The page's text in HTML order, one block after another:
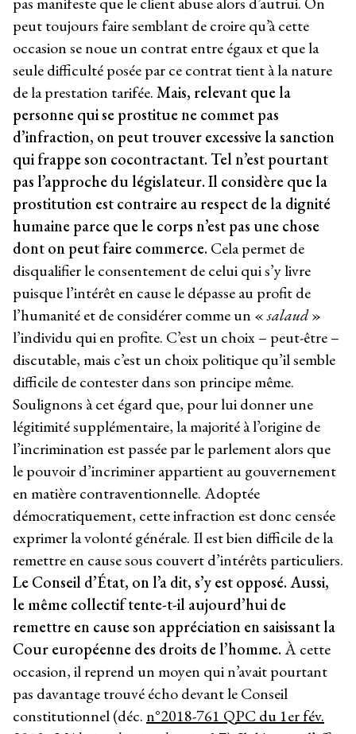
peut toujours faire semblant de croire qu’à cette
occasion se noue un contrat entre égaux et que la
seule difficulté posée par ce contrat tient à la nature
de la prestation tarifée.Mais, relevant que la
personne qui se prostitue ne commet pas
d’infraction, on peut trouver excessive la sanction
qui frappe son cocontractant. Tel n’est pourtant
pas l’approche du législateur.Il considère que la
prostitution est contraire au respect de la dignité
humaine parce que le corps n’est pas une chose
dont on peut faire commerce. Cela permet de
disqualifier le consentement de celui qui s’y livre
puisque l’intérêt en cause le dépasse au profit de
l’humanité et de considérer comme un «salaud»
l’individu qui en profite. C’est un choix – peut-être –
discutable, mais c’est un choix politique qu’il semble
difficile de contester dans son principe même.
Soulignons à cet égard que, pour lui donner une
légitimité supplémentaire, la majorité à l’origine de
l’incrimination est passée par le parlement alors que
le pouvoir d’incriminer appartient au gouvernement
en matière contraventionnelle. Adoptée
démocratiquement, cette infraction est donc censée
exprimer la volonté générale. Il est bien difficile de la
remettre en cause sous couvert d’intérêts particuliers.
Le Conseil d’État, on l’a dit, s’y est opposé. Aussi,
le même collectif tente-t-il aujourd’hui de
remettre en cause son appréciation en saisissant la
Cour européenne des droits de l’homme.À cette
occasion, il reprend un moyen qui n’avait pourtant
pas davantage trouvé écho devant le Conseil
constitutionnel (déc.n°2018-761 QPC du 1er fév.